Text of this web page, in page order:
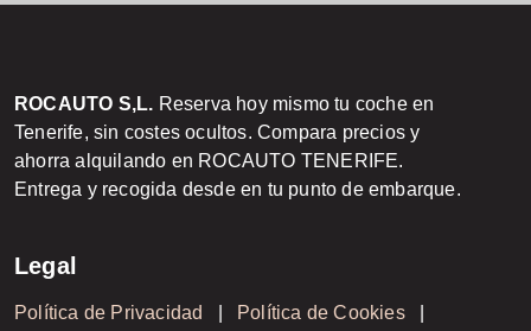
ROCAUTO S,L. Reserva hoy mismo tu coche en
Tenerife, sin costes ocultos. Compara precios y
ahorra alquilando en ROCAUTO TENERIFE.
Entrega y recogida desde en tu punto de embarque.
Legal
Política de Privacidad Política de Cookies